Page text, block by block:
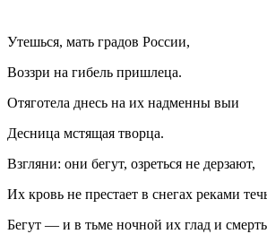
Утешься, мать градов России,
Воззри на гибель пришлеца.
Отяготела днесь на их надменны выи
Десница мстящая творца.
Взгляни: они бегут, озреться не дерзают,
Их кровь не престает в снегах реками
Бегут — и в тьме ночной их глад и